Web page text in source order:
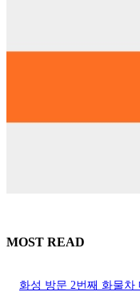
MOST READ
화성 방문 2번째 화물